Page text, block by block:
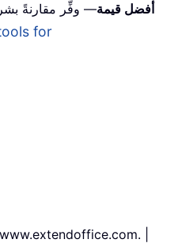
أفضل قيمة— وفِّر مقارنةً